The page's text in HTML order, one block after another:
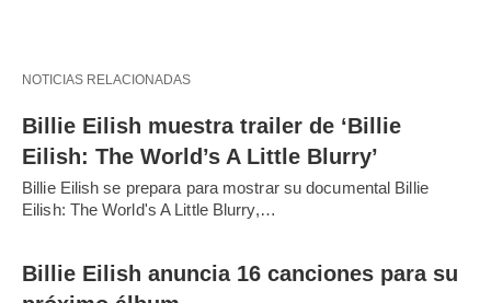
NOTICIAS RELACIONADAS
Billie Eilish muestra trailer de ‘Billie
Eilish: The World’s A Little Blurry’
Billie Eilish se prepara para mostrar su documental Billie
Eilish: The World's A Little Blurry,…
Billie Eilish anuncia 16 canciones para su